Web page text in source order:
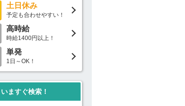
土日休み
予定も合わせやすい！
高時給
時給1400円以上！
単発
1日～OK！
いますぐ検索！